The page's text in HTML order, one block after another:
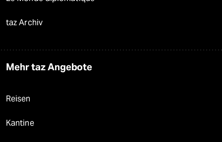
taz Archiv
Mehr taz Angebote
Reisen
Kantine